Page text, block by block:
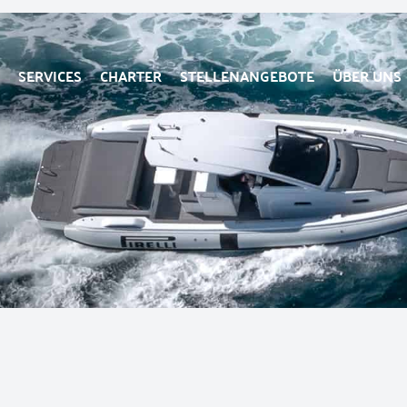
SERVICES CHARTER STELLENANGEBOTE ÜBER UNS